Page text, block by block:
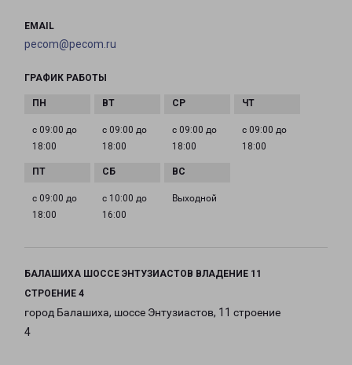
EMAIL
pecom@pecom.ru
ГРАФИК РАБОТЫ
с 09:00 до
18:00
с 09:00 до
18:00
с 09:00 до
18:00
с 09:00 до
18:00
с 09:00 до
18:00
с 10:00 до
16:00
Выходной
БАЛАШИХА ШОССЕ ЭНТУЗИАСТОВ ВЛАДЕНИЕ 11
СТРОЕНИЕ 4
город Балашиха, шоссе Энтузиастов, 11 строение
4